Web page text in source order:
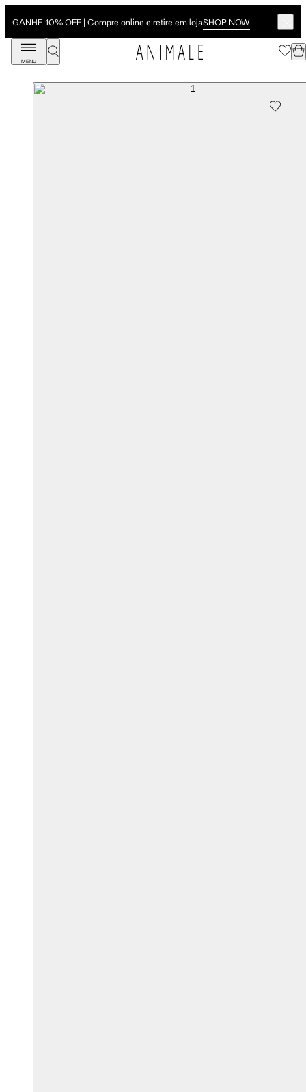
GANHE 10% OFF | Compre online e retire em lojaSHOP NOW
MENU